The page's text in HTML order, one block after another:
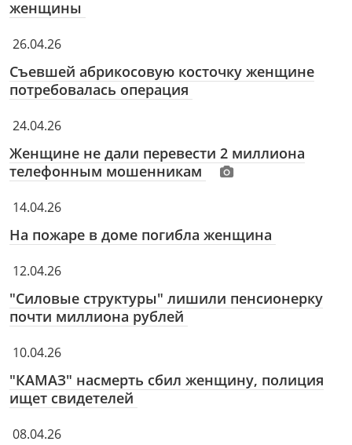
женщины
26.04.26
Съевшей абрикосовую косточку женщине
потребовалась операция
24.04.26
Женщине не дали перевести 2 миллиона
телефонным мошенникам
14.04.26
На пожаре в доме погибла женщина
12.04.26
"Силовые структуры" лишили пенсионерку
почти миллиона рублей
10.04.26
"КАМАЗ" насмерть сбил женщину, полиция
ищет свидетелей
08.04.26